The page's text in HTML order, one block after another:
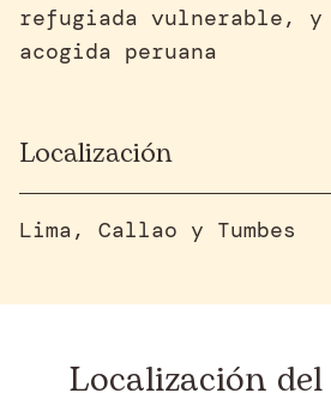
refugiada vulnerable, y
acogida peruana
Localización
Lima, Callao y Tumbes
Localización